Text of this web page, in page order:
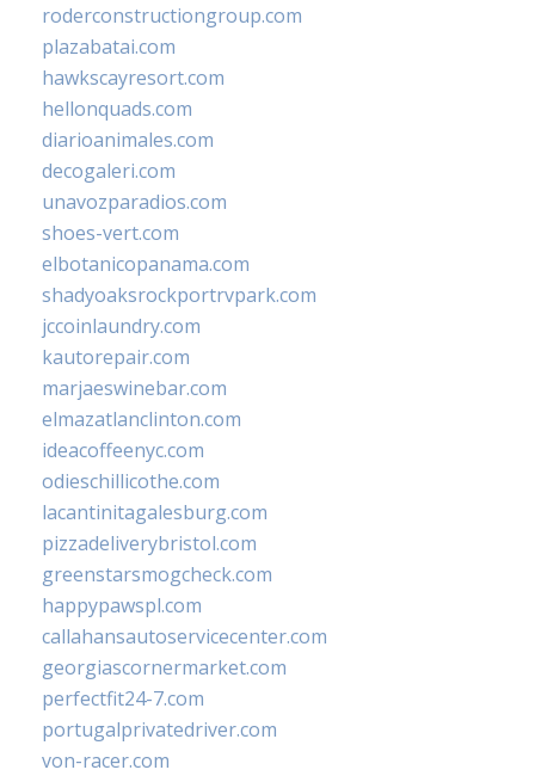
roderconstructiongroup.com
plazabatai.com
hawkscayresort.com
hellonquads.com
diarioanimales.com
decogaleri.com
unavozparadios.com
shoes-vert.com
elbotanicopanama.com
shadyoaksrockportrvpark.com
jccoinlaundry.com
kautorepair.com
marjaeswinebar.com
elmazatlanclinton.com
ideacoffeenyc.com
odieschillicothe.com
lacantinitagalesburg.com
pizzadeliverybristol.com
greenstarsmogcheck.com
happypawspl.com
callahansautoservicecenter.com
georgiascornermarket.com
perfectfit24-7.com
portugalprivatedriver.com
von-racer.com